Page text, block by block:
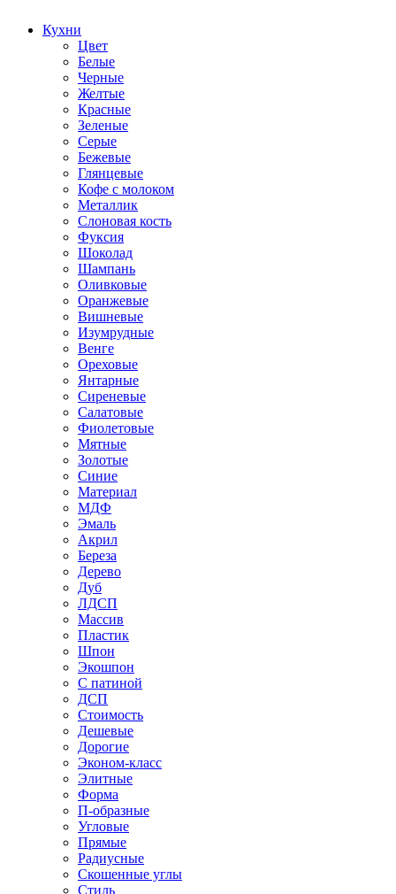
Кухни
Цвет
Белые
Черные
Желтые
Красные
Зеленые
Серые
Бежевые
Глянцевые
Кофе с молоком
Металлик
Слоновая кость
Фуксия
Шоколад
Шампань
Оливковые
Оранжевые
Вишневые
Изумрудные
Венге
Ореховые
Янтарные
Сиреневые
Салатовые
Фиолетовые
Мятные
Золотые
Синие
Материал
МДФ
Эмаль
Акрил
Береза
Дерево
Дуб
ЛДСП
Массив
Пластик
Шпон
Экошпон
С патиной
ДСП
Стоимость
Дешевые
Дорогие
Эконом-класс
Элитные
Форма
П-образные
Угловые
Прямые
Радиусные
Скошенные углы
Стиль